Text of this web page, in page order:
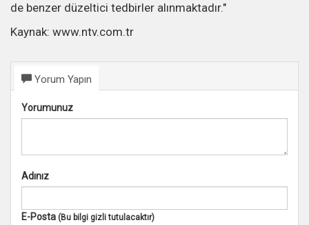
de benzer düzeltici tedbirler alınmaktadır."
Kaynak: www.ntv.com.tr
Yorum Yapın
Yorumunuz
Adınız
E-Posta (Bu bilgi gizli tutulacaktır)